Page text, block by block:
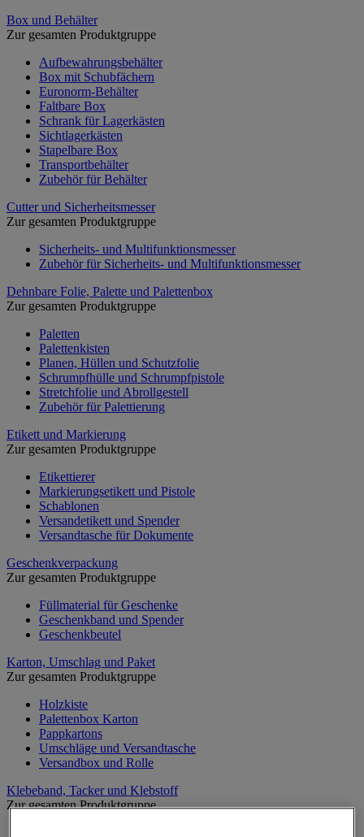
Box und Behälter
Zur gesamten Produktgruppe
Aufbewahrungsbehälter
Box mit Schubfächern
Euronorm-Behälter
Faltbare Box
Schrank für Lagerkästen
Sichtlagerkästen
Stapelbare Box
Transportbehälter
Zubehör für Behälter
Cutter und Sicherheitsmesser
Zur gesamten Produktgruppe
Sicherheits- und Multifunktionsmesser
Zubehör für Sicherheits- und Multifunktionsmesser
Dehnbare Folie, Palette und Palettenbox
Zur gesamten Produktgruppe
Paletten
Palettenkisten
Planen, Hüllen und Schutzfolie
Schrumpfhülle und Schrumpfpistole
Stretchfolie und Abrollgestell
Zubehör für Palettierung
Etikett und Markierung
Zur gesamten Produktgruppe
Etikettierer
Markierungsetikett und Pistole
Schablonen
Versandetikett und Spender
Versandtasche für Dokumente
Geschenkverpackung
Zur gesamten Produktgruppe
Füllmaterial für Geschenke
Geschenkband und Spender
Geschenkbeutel
Karton, Umschlag und Paket
Zur gesamten Produktgruppe
Holzkiste
Palettenbox Karton
Pappkartons
Umschläge und Versandtasche
Versandbox und Rolle
Klebeband, Tacker und Klebstoff
Zur gesamten Produktgruppe